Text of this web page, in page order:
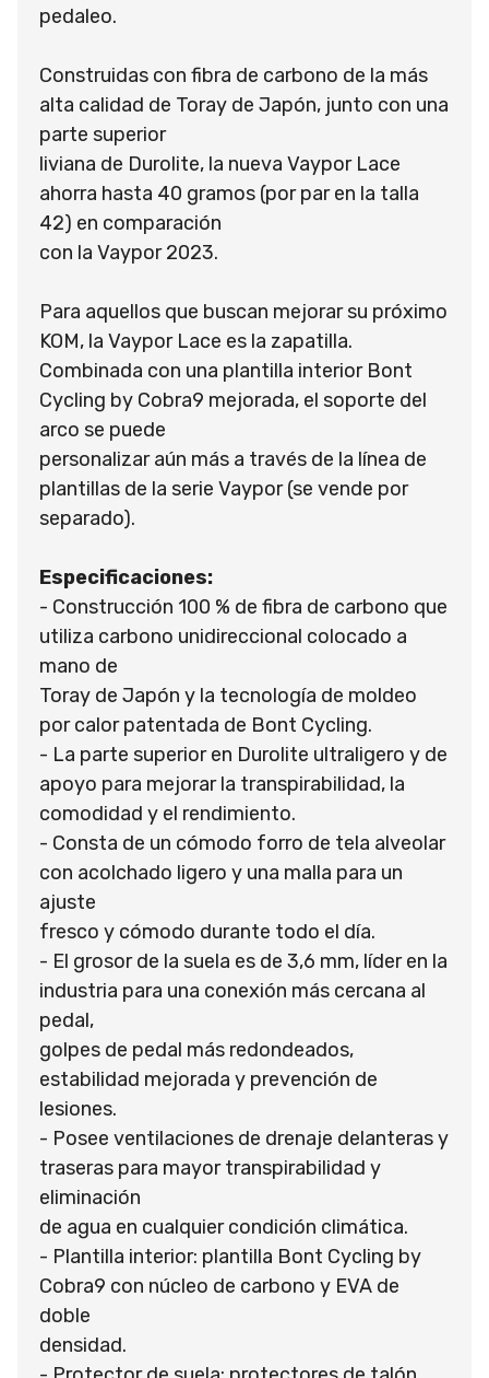
pedaleo.
Construidas con fibra de carbono de la más
alta calidad de Toray de Japón, junto con una
parte superior
liviana de Durolite, la nueva Vaypor Lace
ahorra hasta 40 gramos (por par en la talla
42) en comparación
con la Vaypor 2023.
Para aquellos que buscan mejorar su próximo
KOM, la Vaypor Lace es la zapatilla.
Combinada con una plantilla interior Bont
Cycling by Cobra9 mejorada, el soporte del
arco se puede
personalizar aún más a través de la línea de
plantillas de la serie Vaypor (se vende por
separado).
Especificaciones:
- Construcción 100 % de fibra de carbono que
utiliza carbono unidireccional colocado a
mano de
Toray de Japón y la tecnología de moldeo
por calor patentada de Bont Cycling.
- La parte superior en Durolite ultraligero y de
apoyo para mejorar la transpirabilidad, la
comodidad y el rendimiento.
- Consta de un cómodo forro de tela alveolar
con acolchado ligero y una malla para un
ajuste
fresco y cómodo durante todo el día.
- El grosor de la suela es de 3,6 mm, líder en la
industria para una conexión más cercana al
pedal,
golpes de pedal más redondeados,
estabilidad mejorada y prevención de
lesiones.
- Posee ventilaciones de drenaje delanteras y
traseras para mayor transpirabilidad y
eliminación
de agua en cualquier condición climática.
- Plantilla interior: plantilla Bont Cycling by
Cobra9 con núcleo de carbono y EVA de
doble
densidad.